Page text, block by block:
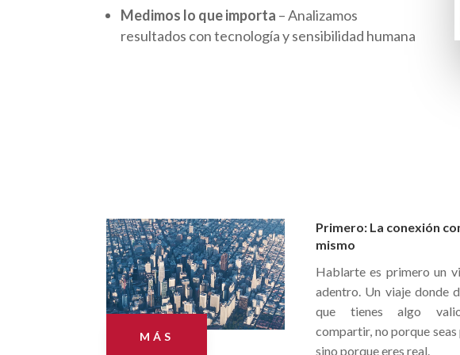
Medimos lo que importa – Analizamos
resultados con tecnología y sensibilidad humana
MÁS
Primero: La conexión
mismo
Hablarte es primero un
adentro. Un viaje donde
que tienes algo
compartir, no porque seas
sino porque eres real.